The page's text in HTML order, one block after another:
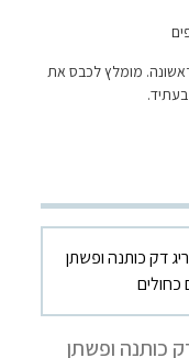
מומלץ לכבס את
כותנה ופשתן